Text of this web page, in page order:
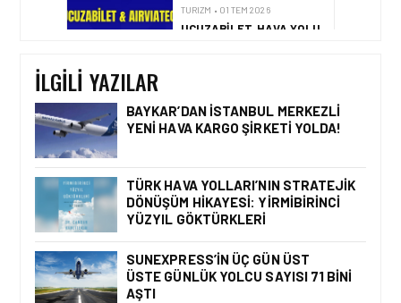
UCUZABILET, HAVA YOLU
İÇERIK ALTYAPISINDA
TURIZM • 24 TEM 2026
SEYAHAT
TEKNOLOJILERINDE GÜÇ
BIRLIĞI
TURIZM • 24 TEM 2026
ENUYGUN.COM’DAN YAZ
İLGILI YAZILAR
BAYKAR’DAN İSTANBUL MERKEZLI
YENI HAVA KARGO ŞIRKETI YOLDA!
TÜRK HAVA YOLLARI’NIN STRATEJIK
DÖNÜŞÜM HIKAYESI: YIRMIBIRINCI
YÜZYIL GÖKTÜRKLERI
SUNEXPRESS’IN ÜÇ GÜN ÜST
ÜSTE GÜNLÜK YOLCU SAYISI 71 BINI
AŞTI